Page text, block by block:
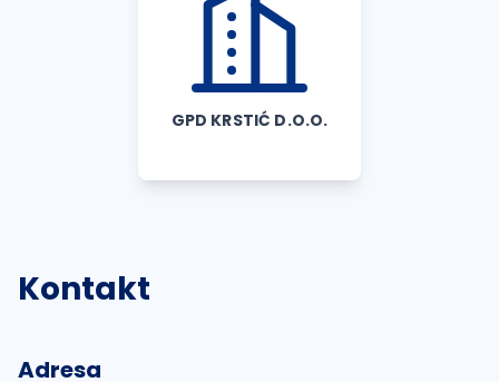
GPD KRSTIĆ D.O.O.
Kontakt
Adresa